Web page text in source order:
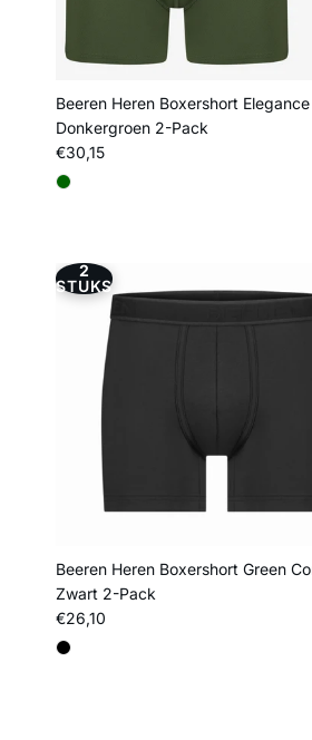
Beeren Heren Boxershort Elegance
Donkergroen 2-Pack
Reguliere prijs
€30,15
2
STUKS
Beeren Heren Boxershort Green
Zwart 2-Pack
Reguliere prijs
€26,10